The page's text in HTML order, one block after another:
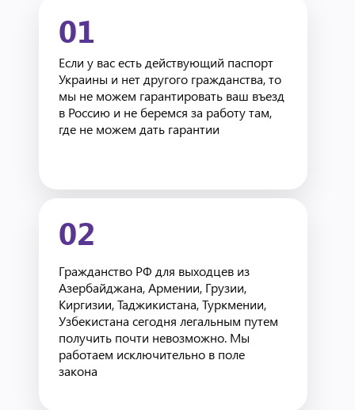
Если у вас есть действующий паспорт
Украины и нет другого гражданства, то
мы не можем гарантировать ваш въезд
в Россию и не беремся за работу там,
где не можем дать гарантии
Гражданство РФ для выходцев из
Азербайджана, Армении, Грузии,
Киргизии, Таджикистана, Туркмении,
Узбекистана сегодня легальным путем
получить почти невозможно. Мы
работаем исключительно в поле
закона
01
02